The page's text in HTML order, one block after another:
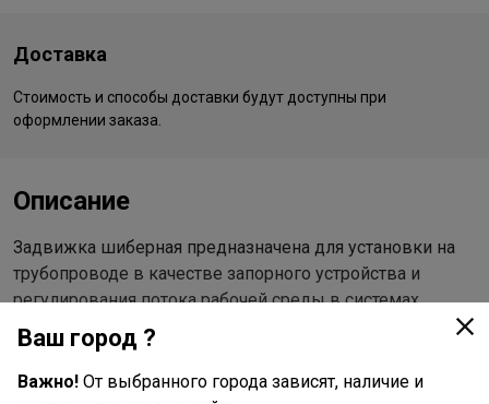
Доставка
Стоимость и способы доставки будут доступны при
оформлении заказа.
Описание
Задвижка шиберная предназначена для установки на
трубопроводе в качестве запорного устройства и
регулирования потока рабочей среды в системах
водоснабжения (кроме систем питьевого водопровода)
и химической промышленности.
Ваш город ?
Важно! От выбранного города зависят, наличие и